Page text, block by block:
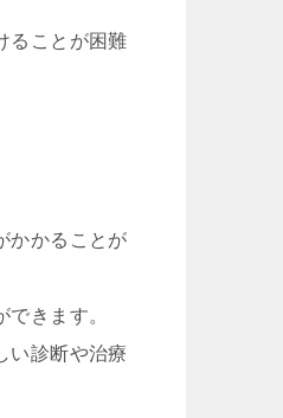
ることが困難
かかることが
きます。
い診断や治療